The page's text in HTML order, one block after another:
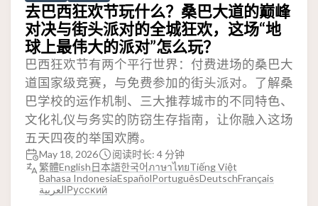
去巴西狂欢节玩什么？桑巴大道的巅峰
对决与街头派对的全城狂欢，这场“地
球上最伟大的派对”怎么玩？
巴西狂欢节有两个平行世界：付费进场的桑巴大
道国家级竞赛，与免费参加的街头派对。了解桑
巴学校的运作机制、三大推荐城市的不同特色、
文化礼仪与务实的防窃生存指南，让你融入这场
五天四夜的举国欢腾。
May 18, 2026
阅读时长: 4 分钟
繁體English日本語한국어ภาษาไทยTiếng Việt
Bahasa IndonesiaEspañolPortuguêsDeutschFrançais
العربيةРусский